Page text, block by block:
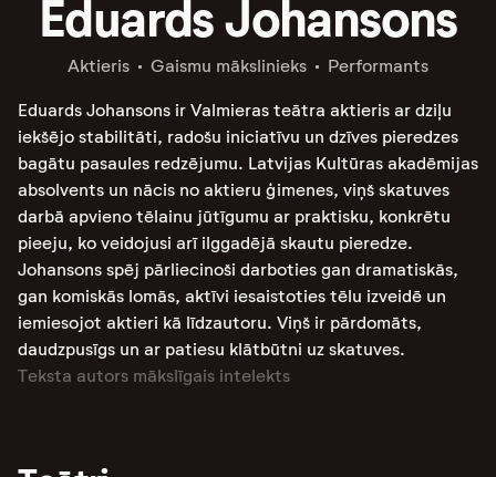
Eduards Johansons
Aktieris Gaismu mākslinieks Performants
Eduards Johansons ir Valmieras teātra aktieris ar dziļu
iekšējo stabilitāti, radošu iniciatīvu un dzīves pieredzes
bagātu pasaules redzējumu. Latvijas Kultūras akadēmijas
absolvents un nācis no aktieru ģimenes, viņš skatuves
darbā apvieno tēlainu jūtīgumu ar praktisku, konkrētu
pieeju, ko veidojusi arī ilggadējā skautu pieredze.
Johansons spēj pārliecinoši darboties gan dramatiskās,
gan komiskās lomās, aktīvi iesaistoties tēlu izveidē un
iemiesojot aktieri kā līdzautoru. Viņš ir pārdomāts,
daudzpusīgs un ar patiesu klātbūtni uz skatuves.
Teksta autors mākslīgais intelekts